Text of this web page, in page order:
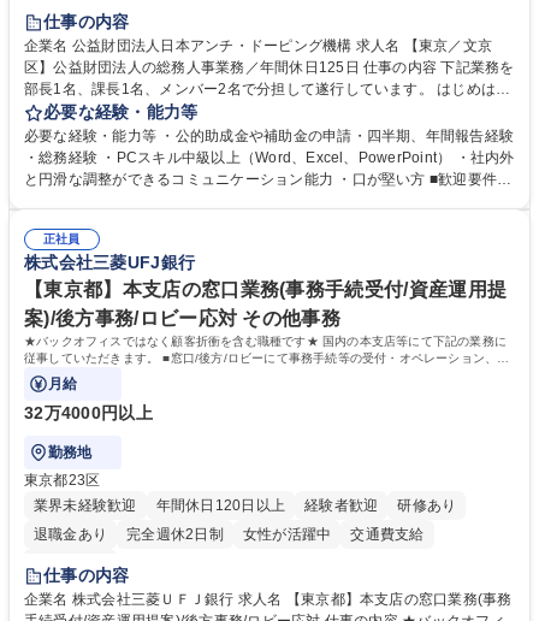
賞与あり
育休あり
食事補助あり
仕事の内容
企業名 公益財団法人日本アンチ・ドーピング機構 求人名 【東京／文京
区】公益財団法人の総務人事業務／年間休日125日 仕事の内容 下記業務を
部長1名、課長1名、メンバー2名で分担して遂行しています。 はじめは担
当者として業務を覚えていただき、ゆくゆくはリーダーやマネージャーポ
ジションとして活躍いただくことを期待しています。 【総務・人事グルー
プの業務内容】 ・人事制度関連 ・採用活動 ・教育研修の企画、実行 ・勤
怠管理 ・官公庁への各種提出 ・法定の会議運営（評議員会、理事会） ・
管理 ・福利厚生関連 ・職員からの問合せ、相談対応 ・その他日常の総務
業務全般 募集職種 【東京／文京区】公益財団法人の総務人事業務／年間
休日125日
必要な経験・能力等
必要な経験・能力等 ・公的助成金や補助金の申請・四半期、年間報告経験
・総務経験 ・PCスキル中級以上（Word、Excel、PowerPoint） ・社内外
と円滑な調整ができるコミュニケーション能力 ・口が堅い方 ■歓迎要件
正社員
株式会社三菱UFJ銀行
【東京都】本支店の窓口業務(事務手続受付/資産運用提
案)/後方事務/ロビー応対 その他事務
★バックオフィスではなく顧客折衝を含む職種です★ 国内の本支店等にて下記の業務に
従事していただきます。 ■窓口/後方/ロビーにて事務手続等の受付・オペレーション、お
客様対応
月給
32万4000円以上
勤務地
東京都23区
業界未経験歓迎
年間休日120日以上 経験者歓迎
研修あり
退職金あり
完全週休2日制 女性が活躍中
交通費支給
土日祝休み
仕事の内容
企業名 株式会社三菱ＵＦＪ銀行 求人名 【東京都】本支店の窓口業務(事務